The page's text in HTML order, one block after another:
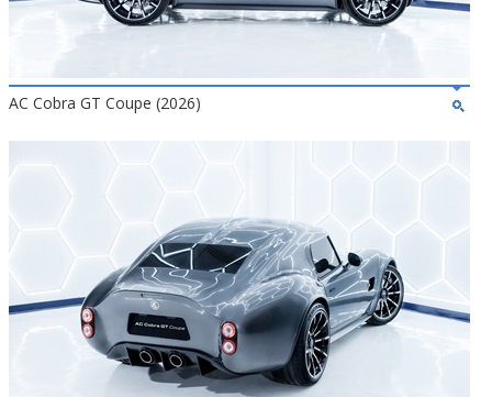
AC Cobra GT Coupe (2026)